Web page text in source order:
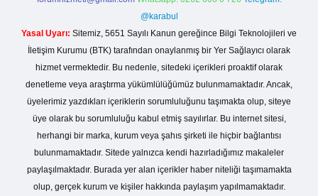
@karabul
Yasal Uyarı: Sitemiz, 5651 Sayılı Kanun gereğince Bilgi Teknolojileri ve
İletişim Kurumu (BTK) tarafından onaylanmış bir Yer Sağlayıcı olarak
hizmet vermektedir. Bu nedenle, sitedeki içerikleri proaktif olarak
denetleme veya araştırma yükümlülüğümüz bulunmamaktadır. Ancak,
üyelerimiz yazdıkları içeriklerin sorumluluğunu taşımakta olup, siteye
üye olarak bu sorumluluğu kabul etmiş sayılırlar. Bu internet sitesi,
herhangi bir marka, kurum veya şahıs şirketi ile hiçbir bağlantısı
bulunmamaktadır. Sitede yalnızca kendi hazırladığımız makaleler
paylaşılmaktadır. Burada yer alan içerikler haber niteliği taşımamakta
olup, gerçek kurum ve kişiler hakkında paylaşım yapılmamaktadır.